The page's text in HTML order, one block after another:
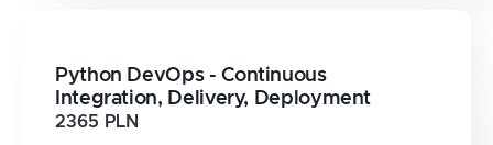
Python DevOps - Continuous
Integration, Delivery, Deployment
2365 PLN